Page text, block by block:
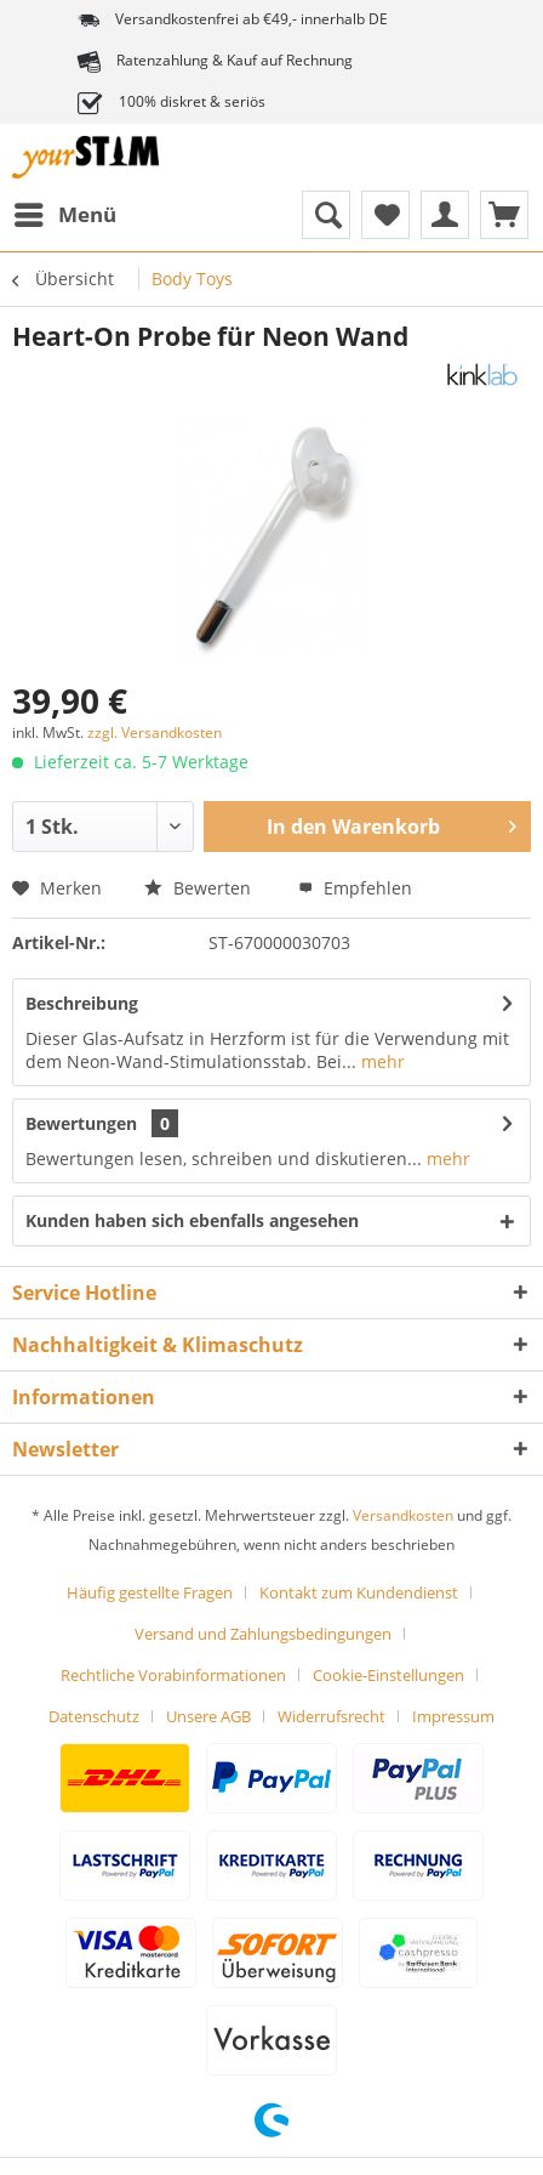
Versandkostenfrei ab €49,- innerhalb DE
Ratenzahlung & Kauf auf Rechnung
100% diskret & seriös
Menü
Übersicht Body Toys
Heart-On Probe für Neon Wand
39,90 €
inkl. MwSt.zzgl. Versandkosten
Lieferzeit ca. 5-7 Werktage
In den Warenkorb
Merken Bewerten Empfehlen
Artikel-Nr.: ST-670000030703
Beschreibung
Dieser Glas-Aufsatz in Herzform ist für die Verwendung mit
dem Neon-Wand-Stimulationsstab. Bei... mehr
Bewertungen
0
Bewertungen lesen, schreiben und diskutieren... mehr
Kunden haben sich ebenfalls angesehen
Service Hotline
Nachhaltigkeit & Klimaschutz
Informationen
Newsletter
* Alle Preise inkl. gesetzl. Mehrwertsteuer zzgl.Versandkosten und ggf.
Nachnahmegebühren, wenn nicht anders beschrieben
Häufig gestellte Fragen
Kontakt zum Kundendienst
Versand und Zahlungsbedingungen
Rechtliche Vorabinformationen
Cookie-Einstellungen
Datenschutz
Unsere AGB Widerrufsrecht Impressum